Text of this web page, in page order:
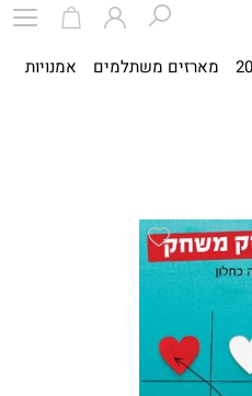
מארזים משתלמים אמנויות